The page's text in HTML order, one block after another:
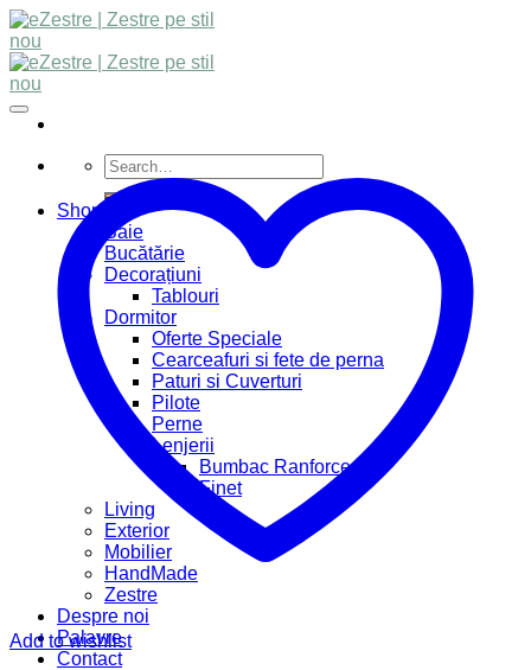
Skip
to
content
Search
for:
Shop
Baie
Bucătărie
Decorațiuni
Tablouri
Dormitor
Oferte Speciale
Cearceafuri si fete de perna
Paturi si Cuverturi
Pilote
Perne
Lenjerii
Bumbac Ranforce
Finet
Living
Exterior
Mobilier
HandMade
Zestre
Despre noi
Palavre
Contact
Add to wishlist